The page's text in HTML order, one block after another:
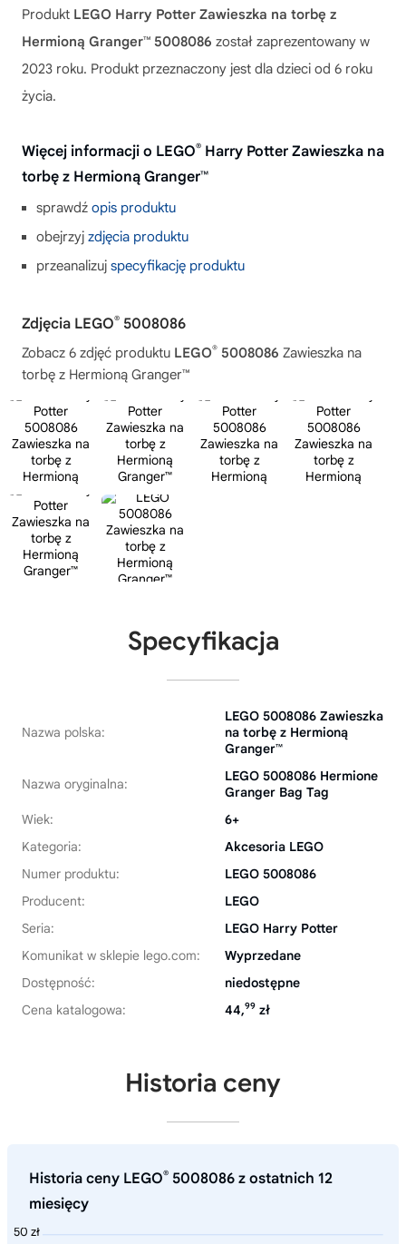
Produkt LEGO Harry Potter Zawieszka na torbę z
Hermioną Granger™ 5008086 został zaprezentowany w
2023 roku. Produkt przeznaczony jest dla dzieci od 6 roku
życia.
Więcej informacji o LEGO® Harry Potter Zawieszka na
torbę z Hermioną Granger™
sprawdź opis produktu
obejrzyj zdjęcia produktu
przeanalizuj specyfikację produktu
Zdjęcia LEGO® 5008086
Zobacz 6 zdjęć produktu LEGO® 5008086 Zawieszka na
torbę z Hermioną Granger™
Specyfikacja
Nazwa polska:
LEGO 5008086 Zawieszka
na torbę z Hermioną
Granger™
Nazwa oryginalna:
LEGO 5008086 Hermione
Granger Bag Tag
Wiek:
6+
Kategoria:
Akcesoria LEGO
Numer produktu:
LEGO 5008086
Producent:
LEGO
Seria:
LEGO Harry Potter
Komunikat w sklepie lego.com:
Wyprzedane
Dostępność:
niedostępne
Cena katalogowa:
44,99 zł
Historia ceny
Historia ceny LEGO® 5008086 z ostatnich 12
miesięcy
50 zł